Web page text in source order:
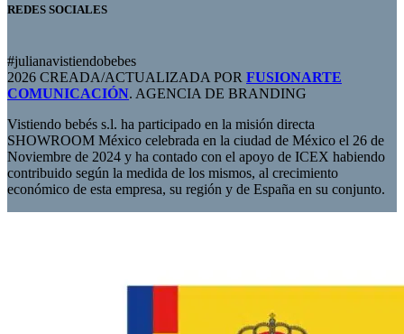
REDES SOCIALES
#julianavistiendobebes
2026 CREADA/ACTUALIZADA POR FUSIONARTE
COMUNICACIÓN. AGENCIA DE BRANDING
Vistiendo bebés s.l. ha participado en la misión directa
SHOWROOM México celebrada en la ciudad de México el 26 de
Noviembre de 2024 y ha contado con el apoyo de ICEX habiendo
contribuido según la medida de los mismos, al crecimiento
económico de esta empresa, su región y de España en su conjunto.